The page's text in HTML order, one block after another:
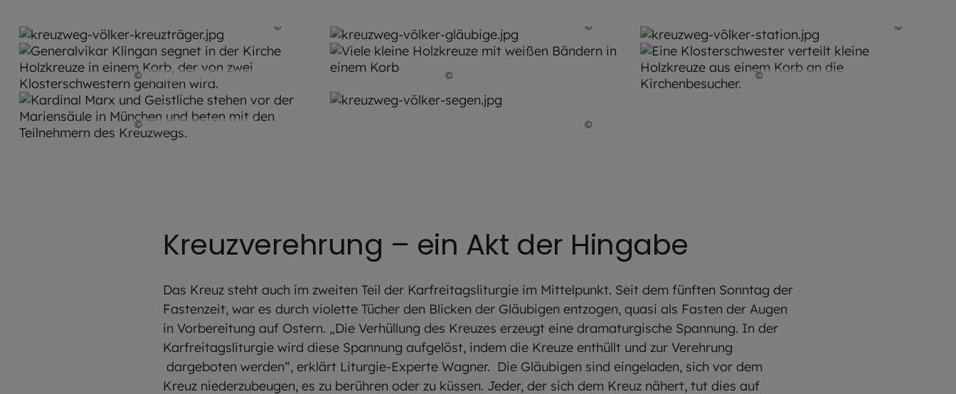
© Robert Kiderle /Erzbischöfliches Ordinariat München © Robert Kiderle /Erzbischöfliches Ordinariat München ©
© Robert Kiderle / EOM © © Robert Kiderle / EOM
© Robert Kiderle / EOM ©
Kreuzverehrung – ein Akt der Hingabe
Das Kreuz steht auch im zweiten Teil der Karfreitagsliturgie im Mittelpunkt. Seit dem fünften Sonntag der
Fastenzeit, war es durch violette Tücher den Blicken der Gläubigen entzogen, quasi als Fasten der Augen
in Vorbereitung auf Ostern. „Die Verhüllung des Kreuzes erzeugt eine dramaturgische Spannung. In der
Karfreitagsliturgie wird diese Spannung aufgelöst, indem die Kreuze enthüllt und zur Verehrung
dargeboten werden“, erklärt Liturgie-Experte Wagner. Die Gläubigen sind eingeladen, sich vor dem
Kreuz niederzubeugen, es zu berühren oder zu küssen. Jeder, der sich dem Kreuz nähert, tut dies auf